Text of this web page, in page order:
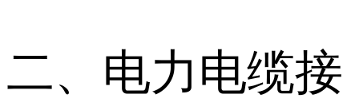
二、电力电缆接